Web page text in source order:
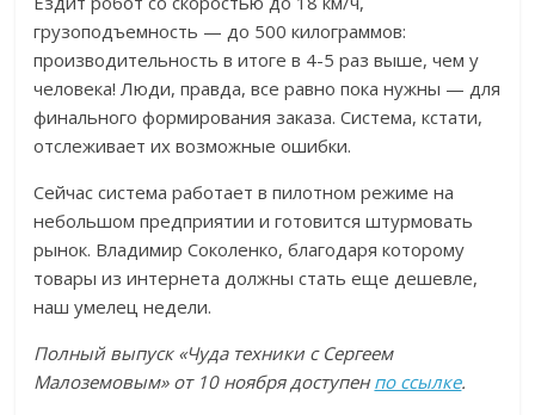
грузоподъемность — до 500 килограммов:
производительность в итоге в 4-5 раз выше, чем у
человека! Люди, правда, все равно пока нужны — для
финального формирования заказа. Система, кстати,
отслеживает их возможные ошибки.
Сейчас система работает в пилотном режиме на
небольшом предприятии и готовится штурмовать
рынок. Владимир Соколенко, благодаря которому
товары из интернета должны стать еще дешевле,
наш умелец недели.
Полный выпуск «Чуда техники с Сергеем
Малоземовым» от 10 ноября доступен по ссылке.